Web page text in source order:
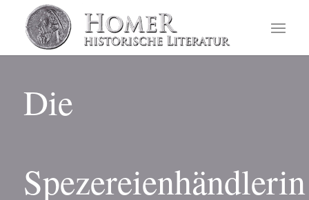
Die
Spezereienhändlerin